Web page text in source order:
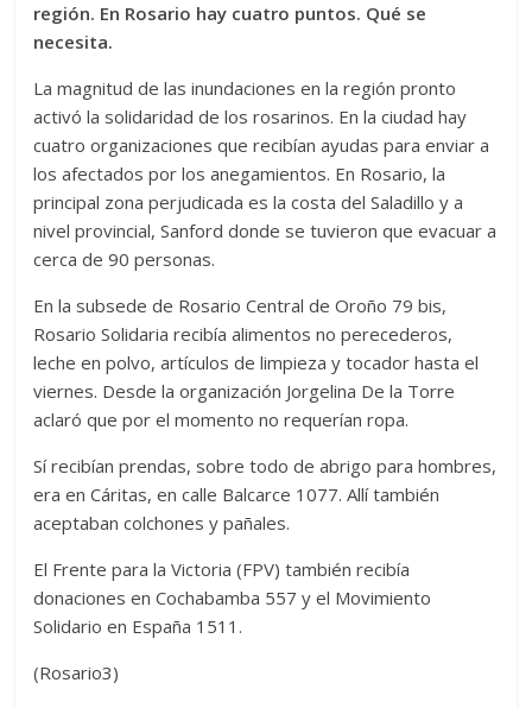
región. En Rosario hay cuatro puntos. Qué se
necesita.
La magnitud de las inundaciones en la región pronto
activó la solidaridad de los rosarinos. En la ciudad hay
cuatro organizaciones que recibían ayudas para enviar a
los afectados por los anegamientos. En Rosario, la
principal zona perjudicada es la costa del Saladillo y a
nivel provincial, Sanford donde se tuvieron que evacuar a
cerca de 90 personas.
En la subsede de Rosario Central de Oroño 79 bis,
Rosario Solidaria recibía alimentos no perecederos,
leche en polvo, artículos de limpieza y tocador hasta el
viernes. Desde la organización Jorgelina De la Torre
aclaró que por el momento no requerían ropa.
Sí recibían prendas, sobre todo de abrigo para hombres,
era en Cáritas, en calle Balcarce 1077. Allí también
aceptaban colchones y pañales.
El Frente para la Victoria (FPV) también recibía
donaciones en Cochabamba 557 y el Movimiento
Solidario en España 1511.
(Rosario3)